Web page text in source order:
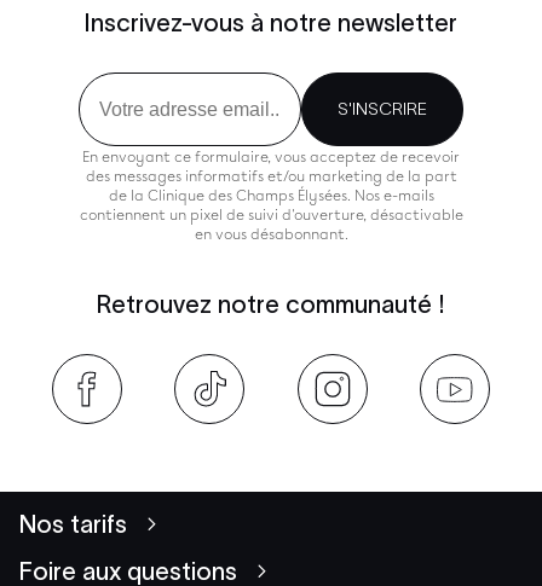
Inscrivez-vous à notre newsletter
Email
S'INSCRIRE
En envoyant ce formulaire, vous acceptez de recevoir
des messages informatifs et/ou marketing de la part
de la Clinique des Champs Élysées. Nos e-mails
contiennent un pixel de suivi d'ouverture, désactivable
en vous désabonnant.
Retrouvez notre communauté !
Nos tarifs
Foire aux questions